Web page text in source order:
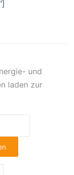
und
laden zur